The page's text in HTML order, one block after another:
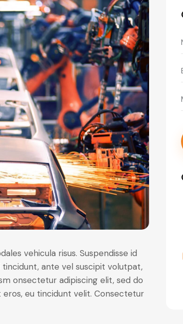
vehicula risus. Suspendisse id
tincidunt, ante vel suscipit volutpat,
onsectetur adipiscing elit, sed do
eu tincidunt velit. Consectetur